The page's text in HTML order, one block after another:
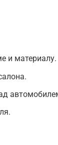
и материалу.